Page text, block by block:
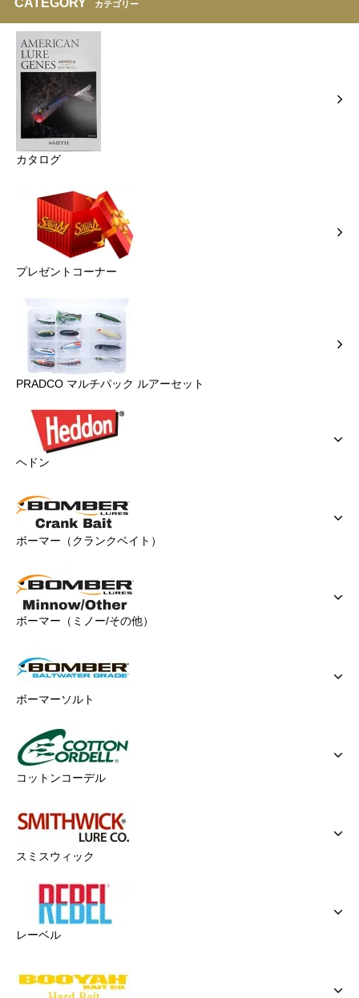
カテゴリー
カタログ
プレゼントコーナー
PRADCO マルチパック ルアーセット
ヘドン
ボーマー（クランクベイト）
ボーマー（ミノー/その他）
ボーマーソルト
コットンコーデル
スミスウィック
レーベル